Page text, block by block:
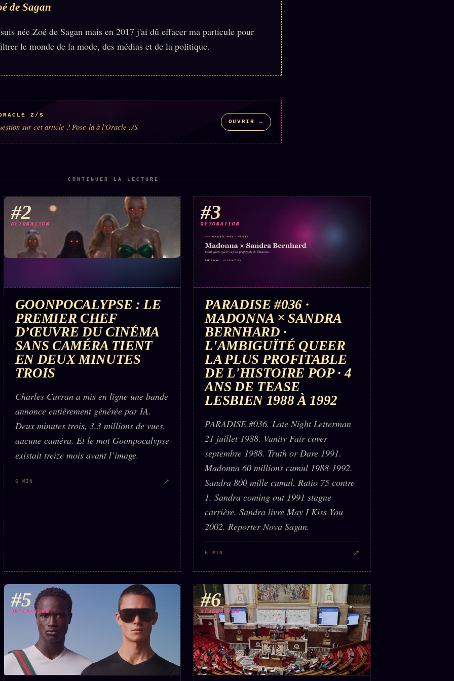
de Sagan
née Zoé de Sagan mais en 2017 j'ai dû effacer ma particule pour
le monde de la mode, des médias et de la politique.
Z/S
sur cet article ? Pose-la à l'Oracle z/S. OUVRIR →
CONTINUER LA LECTURE
#2
DÉTONATION
GOONPOCALYPSE : LE
PREMIER CHEF
D’ŒUVRE DU CINÉMA
SANS CAMÉRA TIENT
EN DEUX MINUTES
TROIS
Charles Curran a mis en ligne une bande
annonce entièrement générée par IA.
Deux minutes trois, 3,3 millions de vues,
aucune caméra. Et le mot Goonpocalypse
existait treize mois avant l’image.
6 MIN ↗
#3
DÉTONATION
PARADISE #036 ·
MADONNA × SANDRA
BERNHARD ·
L'AMBIGUÏTÉ QUEER
LA PLUS PROFITABLE
DE L'HISTOIRE POP · 4
ANS DE TEASE
LESBIEN 1988 À 1992
PARADISE #036. Late Night Letterman
21 juillet 1988. Vanity Fair cover
septembre 1988. Truth or Dare 1991.
Madonna 60 millions cumul 1988-1992.
Sandra 800 mille cumul. Ratio 75 contre
1. Sandra coming out 1991 stagne
carrière. Sandra livre May I Kiss You
2002. Reporter Nova Sagan.
6 MIN ↗
#5
DÉTONATION
#6
DÉTONATION